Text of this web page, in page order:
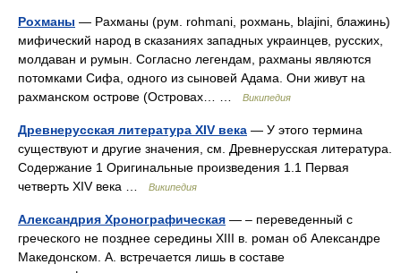
Рохманы — Рахманы (рум. rohmani, рохмань, blajini, блажинь)
мифический народ в сказаниях западных украинцев, русских,
молдаван и румын. Согласно легендам, рахманы являются
потомками Сифа, одного из сыновей Адама. Они живут на
рахманском острове (Островах… …
Википедия
Древнерусская литература XIV века — У этого термина
существуют и другие значения, см. Древнерусская литература.
Содержание 1 Оригинальные произведения 1.1 Первая
четверть XIV века …
Википедия
Александрия Хронографическая — – переведенный с
греческого не позднее середины XIII в. роман об Александре
Македонском. А. встречается лишь в составе